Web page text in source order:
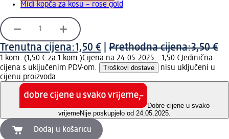
Midi kopča za kosu – rose gold
Trenutna cijena:1,50 € Prethodna cijena:3,50 €
1 kom. (1,50 € za 1 kom.)Cijena na 24.05.2025.: 1,50 €Jedinična
cijena s uključenim PDV-om.
Troškovi dostave
nisu uključeni u
cijenu proizvoda.
Dobre cijene u svako
vrijemeNije poskupjelo od 24.05.2025.
Dodaj u košaricu